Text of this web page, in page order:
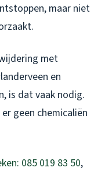
maar niet
met
en
is dat vaak nodig.
geen chemicaliën
085 019 83 50,